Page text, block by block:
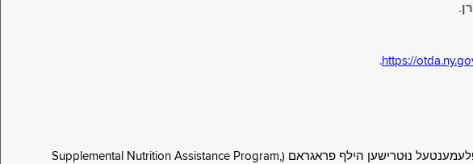
https://
.
די סורוועי פארבעט ניו יארקער צו מיטטיילן זייערע ערפארונגען ביים אפּלייען פאר און/אדער פארזעצן צו באקומען סאָפּלעמענטעל נוּטרישען הילף פראגראם (Supplemental Nutrition Assistance Program,